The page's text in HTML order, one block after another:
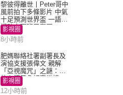
黎彼得離世丨Peter哥中
風前拍下多條影片 中氣
十足預測世界盃 一語成
讖貼中西班牙奪冠
影視圈
8小時前
肥媽聯絡社署副署長及
演協支援張偉文 親解
「亞視魔咒」之謎：有
信心鐵三角評審繼續
影視圈
12小時前